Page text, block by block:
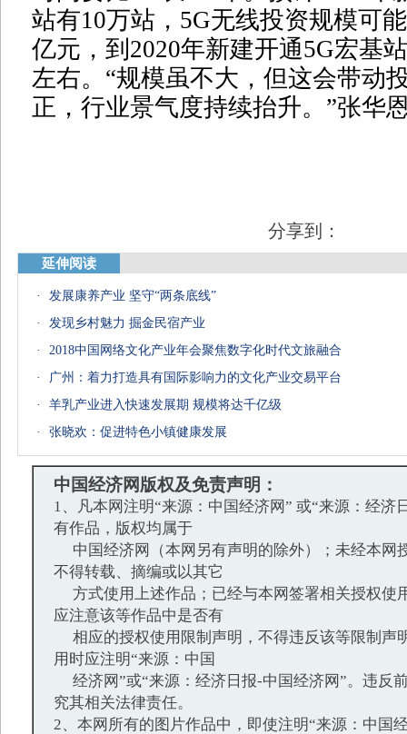
站有10万站，5G无线投资规模可
亿元，到2020年新建开通5G宏基
左右。“规模虽不大，但这会带动
正，行业景气度持续抬升。”张华
分享到：
延伸阅读
·
发展康养产业 坚守“两条底线”
·
发现乡村魅力 掘金民宿产业
·
2018中国网络文化产业年会聚焦数字化时代文旅融合
·
广州：着力打造具有国际影响力的文化产业交易平台
·
羊乳产业进入快速发展期 规模将达千亿级
·
张晓欢：促进特色小镇健康发展
中国经济网版权及免责声明：
1、凡本网注明“来源：中国经济网” 或“来源：经济
有作品，版权均属于
中国经济网（本网另有声明的除外）；未经本网
不得转载、摘编或以其它
方式使用上述作品；已经与本网签署相关授权使
应注意该等作品中是否有
相应的授权使用限制声明，不得违反该等限制声
用时应注明“来源：中国
经济网”或“来源：经济日报-中国经济网”。违反
究其相关法律责任。
2、本网所有的图片作品中，即使注明“来源：中国